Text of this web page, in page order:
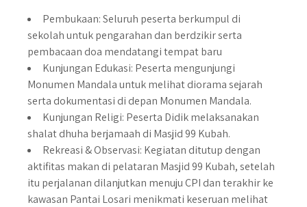
Pembukaan: Seluruh peserta berkumpul di
sekolah untuk pengarahan dan berdzikir serta
pembacaan doa mendatangi tempat baru
Kunjungan Edukasi: Peserta mengunjungi
Monumen Mandala untuk melihat diorama sejarah
serta dokumentasi di depan Monumen Mandala.
Kunjungan Religi: Peserta Didik melaksanakan
shalat dhuha berjamaah di Masjid 99 Kubah.
Rekreasi & Observasi: Kegiatan ditutup dengan
aktifitas makan di pelataran Masjid 99 Kubah, setelah
itu perjalanan dilanjutkan menuju CPI dan terakhir ke
kawasan Pantai Losari menikmati keseruan melihat